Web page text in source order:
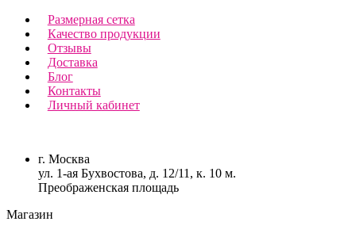
Размерная сетка
Качество продукции
Отзывы
Доставка
Блог
Контакты
Личный кабинет
г. Москва
ул. 1-ая Бухвостова, д. 12/11, к. 10 м.
Преображенская площадь
Магазин